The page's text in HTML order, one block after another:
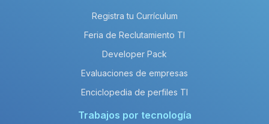
Registra tu Currículum
Feria de Reclutamiento TI
Developer Pack
Evaluaciones de empresas
Enciclopedia de perfiles TI
Trabajos por tecnología